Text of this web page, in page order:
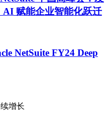
赋能企业智能化跃迁
NetSuite FY24 Deep
增长